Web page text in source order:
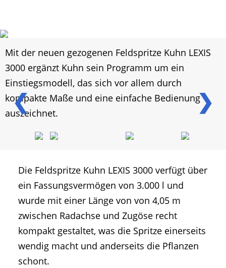
❮ ❯
Mit der neuen gezogenen Feldspritze Kuhn LEXIS
3000 ergänzt Kuhn sein Programm um ein
Einstiegsmodell, das sich vor allem durch
kompakte Maße und eine einfache Bedienung
auszeichnet.
Die Feldspritze Kuhn LEXIS 3000 verfügt über
ein Fassungsvermögen von 3.000 l und
wurde mit einer Länge von von 4,05 m
zwischen Radachse und Zugöse recht
kompakt gestaltet, was die Spritze einerseits
wendig macht und anderseits die Pflanzen
schont.